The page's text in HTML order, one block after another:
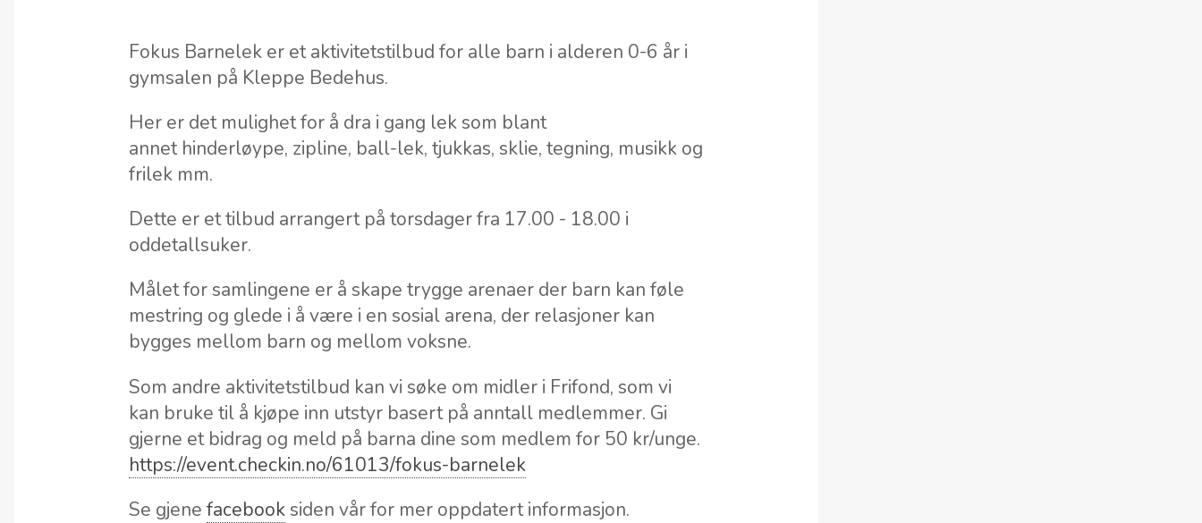
Fokus Barnelek er et aktivitetstilbud for alle barn i alderen 0-6 år i
gymsalen på Kleppe Bedehus.
Her er det mulighet for å dra i gang lek som blant
annet hinderløype, zipline, ball-lek, tjukkas, sklie, tegning, musikk og
frilek mm.
Dette er et tilbud arrangert på torsdager fra 17.00 - 18.00 i
oddetallsuker.
Målet for samlingene er å skape trygge arenaer der barn kan føle
mestring og glede i å være i en sosial arena, der relasjoner kan
bygges mellom barn og mellom voksne.
Som andre aktivitetstilbud kan vi søke om midler i Frifond, som vi
kan bruke til å kjøpe inn utstyr basert på anntall medlemmer. Gi
gjerne et bidrag og meld på barna dine som medlem for 50 kr/unge.
https://event.checkin.no/61013/fokus-barnelek
Se gjene facebook siden vår for mer oppdatert informasjon.